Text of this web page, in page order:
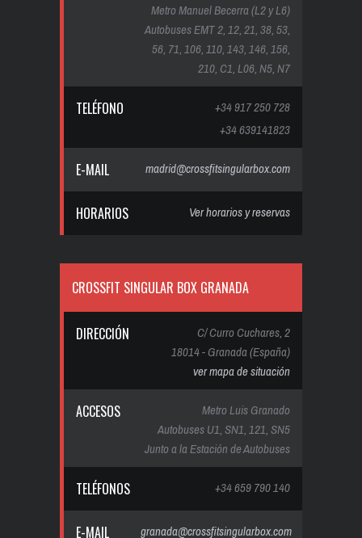
Metro Manuel Becerra (L2 y L6)
Autobuses EMT 2, 12, 21, 38, 53,
56, 71, 106, 110, 143, 146, 156,
210, C1, L06, N5, N7
TELÉFONO
+34 917 250 728
+34 639141823
E-MAIL madrid@crossfitsingularbox.com
HORARIOS Ver horarios y reservas
CROSSFIT SINGULAR BOX GRANADA
DIRECCIÓN
C/ Curro Cuchares, 2
18014 - Granada (España)
ver mapa de situación
ACCESOS
Metro Luis Granado
Autobuses U1, SN1, 121, SN5
Junto a la Estación de Autobuses
TELÉFONOS +34 659 790 140
E-MAIL granada@crossfitsingularbox.com